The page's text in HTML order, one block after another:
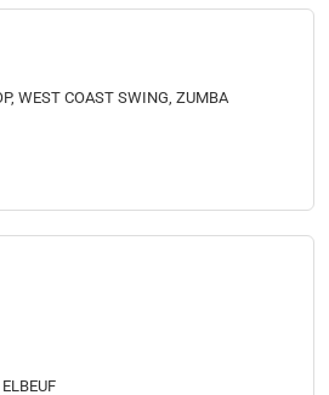
WEST COAST SWING, ZUMBA